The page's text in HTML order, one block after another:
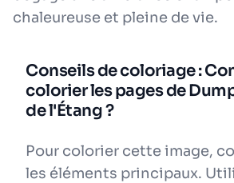
chaleureuse et pleine de vie.
Conseils de coloriage :
colorier les pages de
de l'Étang ?
Pour colorier cette image,
les éléments principaux.